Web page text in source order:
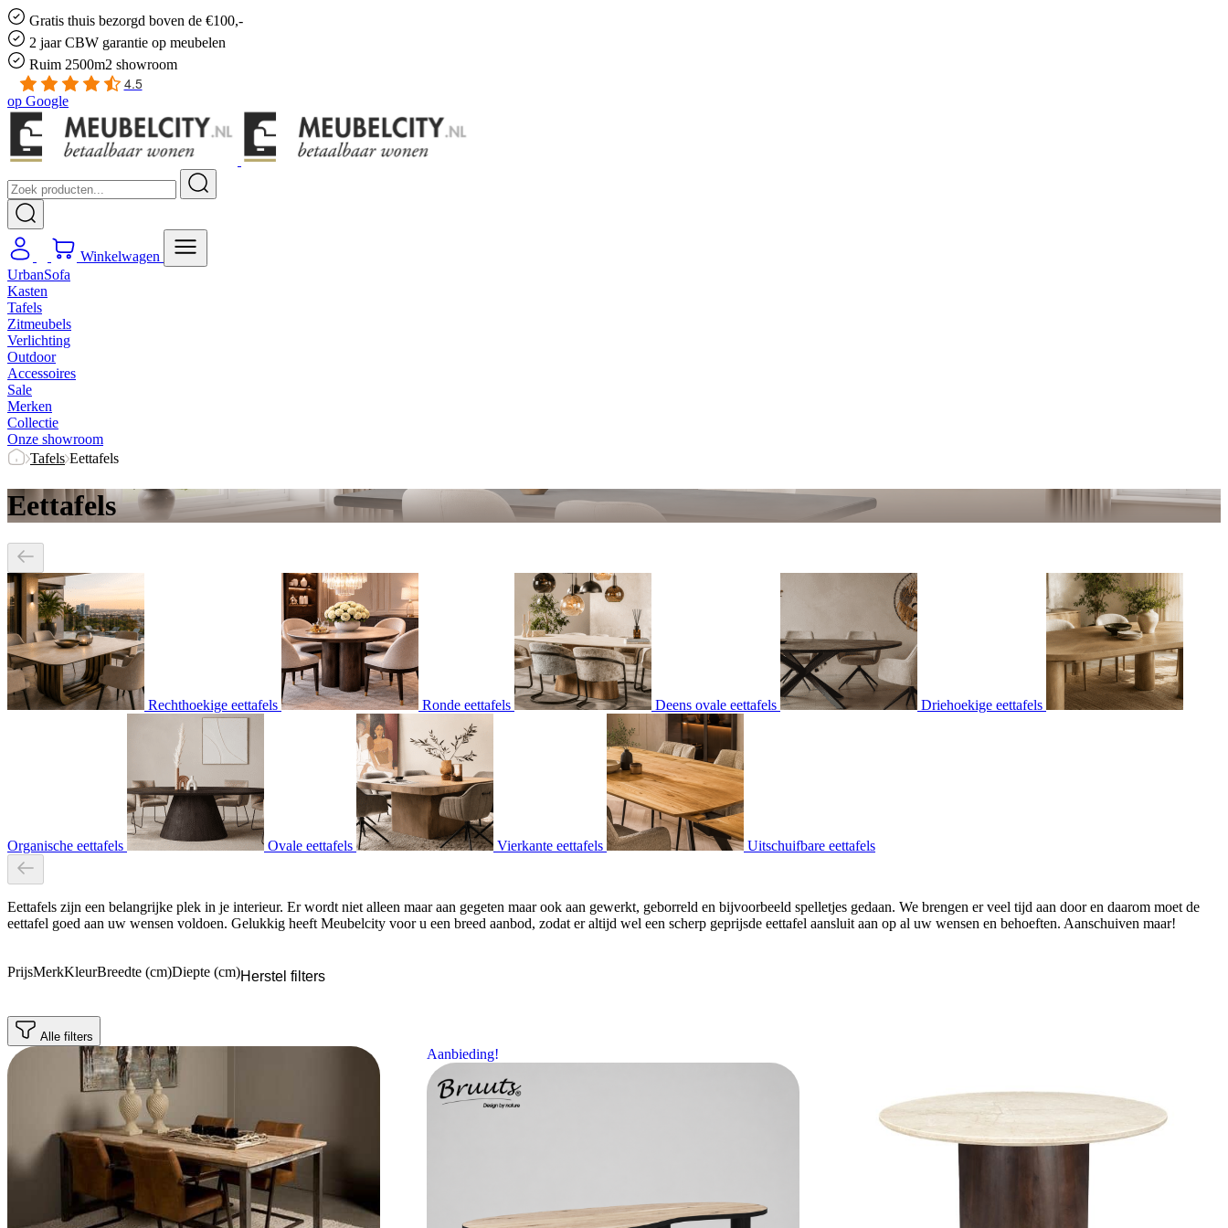
Gratis thuis bezorgd boven de €100,-
2 jaar CBW garantie op meubelen
Ruim 2500m2 showroom
4.5
op Google
Winkelwagen
UrbanSofa
Kasten
Tafels
Zitmeubels
Verlichting
Outdoor
Accessoires
Sale
Merken
Collectie
Onze showroom
Tafels Eettafels
Eettafels
Rechthoekige eettafels Ronde eettafels Deens ovale eettafels Driehoekige eettafels
Organische eettafels Ovale eettafels Vierkante eettafels Uitschuifbare eettafels
Eettafels zijn een belangrijke plek in je interieur. Er wordt niet alleen maar aan gegeten maar ook aan gewerkt, geborreld en bijvoorbeeld spelletjes gedaan. We brengen er veel tijd aan door en daarom moet de
eettafel goed aan uw wensen voldoen. Gelukkig heeft Meubelcity voor u een breed aanbod, zodat er altijd wel een scherp geprijsde eettafel aansluit aan op al uw wensen en behoeften. Aanschuiven maar!
PrijsMerkKleurBreedte (cm)Diepte (cm)Herstel filters
Alle filters
Aanbieding!